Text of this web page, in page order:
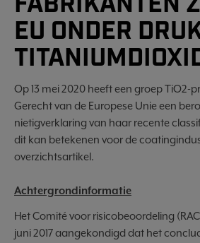
EU ONDER
Op 13 mei 2020 heeft een groep TiO2-
Gerecht van de Europese Unie een
nietigverklaring van haar recente
dit kan betekenen voor de
overzichtsartikel.
Achtergrondinformatie
Het Comité voor risicobeoordeling
juni 2017 aangekondigd dat het